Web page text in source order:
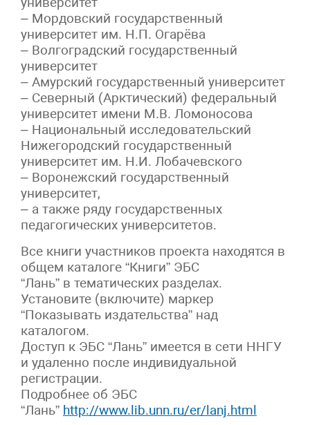
– Мордовский государственный
университет им. Н.П. Огарёва
– Волгоградский государственный
университет
– Амурский государственный университет
– Северный (Арктический) федеральный
университет имени М.В. Ломоносова
– Национальный исследовательский
Нижегородский государственный
университет им. Н.И. Лобачевского
– Воронежский государственный
университет,
– а также ряду государственных
педагогических университетов.
Все книги участников проекта находятся в
общем каталоге “Книги” ЭБС
“Лань” в тематических разделах.
Установите (включите) маркер
“Показывать издательства” над
каталогом.
Доступ к ЭБС “Лань” имеется в сети ННГУ
и удаленно после индивидуальной
регистрации.
Подробнее об ЭБС
“Лань” http://www.lib.unn.ru/er/lanj.html